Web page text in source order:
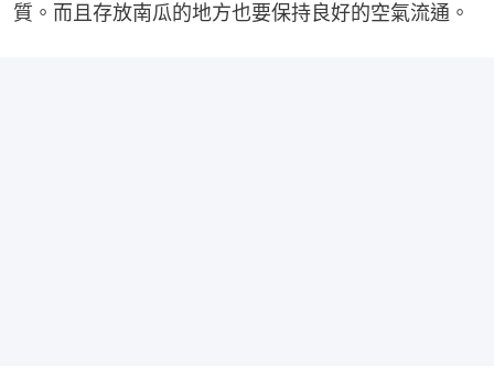
質。而且存放南瓜的地方也要保持良好的空氣流通。